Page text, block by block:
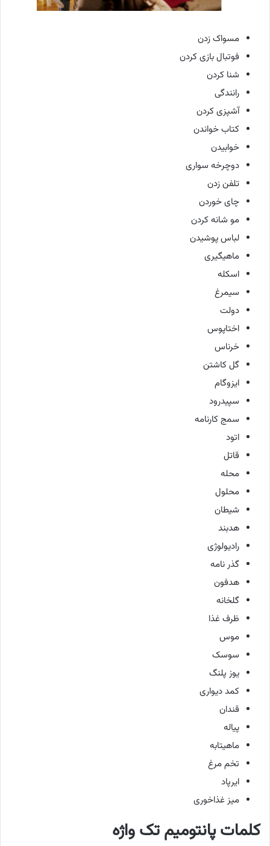
مسواک زدن
فوتبال بازی کردن
شنا کردن
رانندگی
آشپزی کردن
کتاب خواندن
خوابیدن
دوچرخه سواری
تلفن زدن
چای خوردن
مو شانه کردن
لباس پوشیدن
ماهیگیری
اسکله
سیمرغ
دولت
اختاپوس
خرناس
گل کاشتن
ایزوگام
سپیدرود
سمج کارنامه
اتود
قاتل
محله
محلول
شیطان
هدبند
رادیولوژی
گذر نامه
هدفون
گلخانه
ظرف غذا
موس
سوسک
یوز پلنگ
کمد دیواری
قندان
پیاله
ماهیتابه
تخم مرغ
ایرپاد
میز غذاخوری
کلمات پانتومیم تک واژه